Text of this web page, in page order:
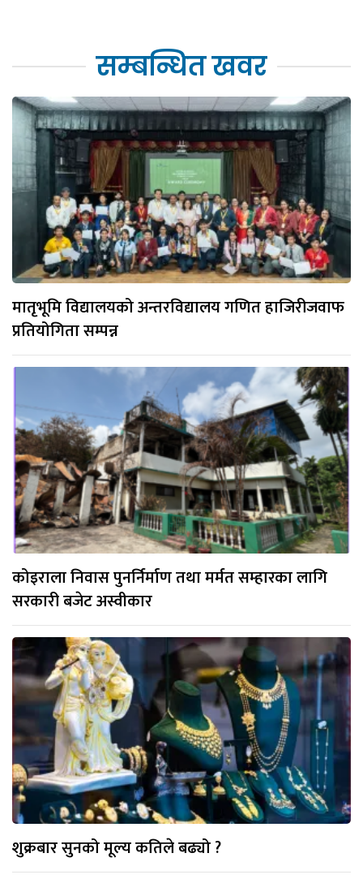
सम्बन्धित खवर
मातृभूमि विद्यालयको अन्तरविद्यालय गणित हाजिरीजवाफ
प्रतियोगिता सम्पन्न
कोइराला निवास पुनर्निर्माण तथा मर्मत सम्हारका लागि
सरकारी बजेट अस्वीकार
शुक्रबार सुनको मूल्य कतिले बढ्यो ?